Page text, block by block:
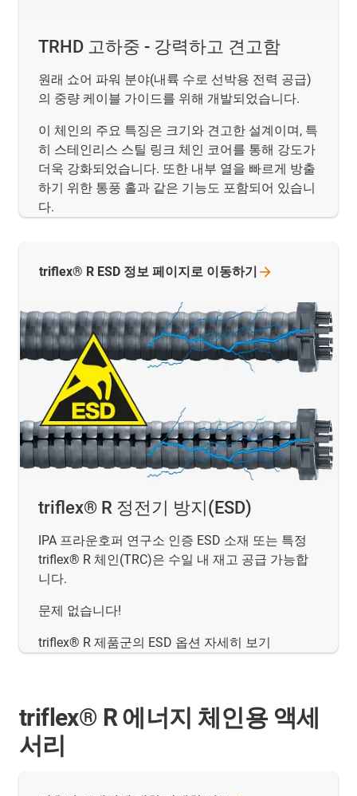
TRHD 고하중 - 강력하고 견고함
원래 쇼어 파워 분야(내륙 수로 선박용 전력 공급)
의 중량 케이블 가이드를 위해 개발되었습니다.
이 체인의 주요 특징은 크기와 견고한 설계이며, 특
히 스테인리스 스틸 링크 체인 코어를 통해 강도가
더욱 강화되었습니다. 또한 내부 열을 빠르게 방출
하기 위한 통풍 홀과 같은 기능도 포함되어 있습니
다.
triflex® R 정전기 방지(ESD)
IPA 프라운호퍼 연구소 인증 ESD 소재 또는 특정
triflex® R 체인(TRC)은 수일 내 재고 공급 가능합
니다.
문제 없습니다!
triflex® R 제품군의 ESD 옵션 자세히 보기
triflex® R ESD 정보 페이지로 이동하기
triflex® R 에너지 체인용 액세
서리